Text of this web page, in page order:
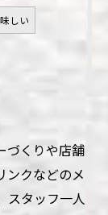
しい
づくりや店舗
ンクなどのメ
スタッフ一人